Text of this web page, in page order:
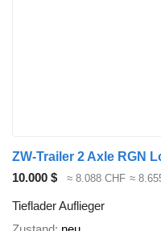
ZW-Trailer 2 Axle RGN
10.000 $
≈ 8.088 CHF ≈
Tieflader Auflieger